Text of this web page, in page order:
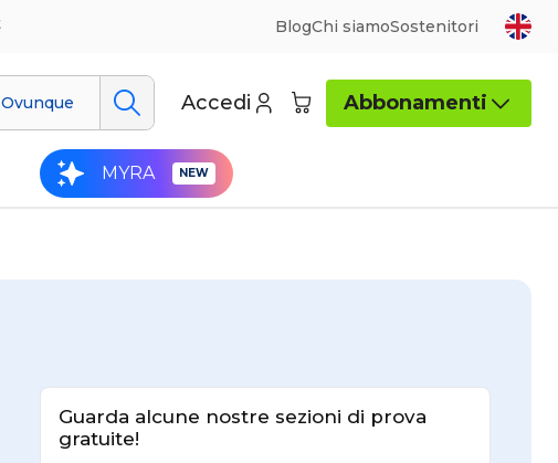
BlogChi siamoSostenitori
Ovunque Accedi Abbonamenti
MYRA
Guarda alcune nostre sezioni di prova
gratuite!